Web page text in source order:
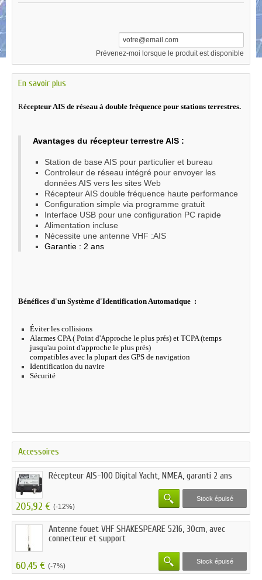
Prévenez-moi lorsque le produit est disponible
En savoir plus
Récepteur AIS de réseau à double fréquence pour stations terrestres.
Avantages du récepteur terrestre AIS :
Station de base AIS pour particulier et bureau
Controleur de réseau intégré pour envoyer les
données AIS vers les sites Web
Récepteur AIS double fréquence haute performance
Configuration simple via programme gratuit
Interface USB pour une configuration PC rapide
Alimentation incluse
Nécessite une antenne VHF :AIS
Garantie : 2 ans
Bénéfices d'un Système d'Identification Automatique :
Éviter les collisions
Alarmes CPA ( Point d'Approche le plus prés) et TCPA (temps
jusqu'au point d'approche le plus prés)
compatibles avec la plupart des GPS de navigation
Identification du navire
Sécurité
Accessoires
Récepteur AIS-100 Digital Yacht, NMEA, garanti 2 ans
205,92 € (-12%)
Stock épuisé
Antenne fouet VHF SHAKESPEARE 5216, 30cm, avec
connecteur et support
60,45 € (-7%)
Stock épuisé